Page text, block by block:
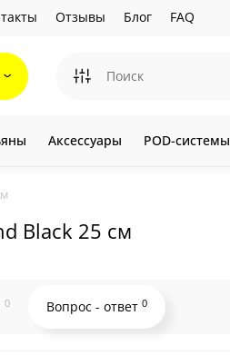
Отзывы Блог FAQ
Аксессуары POD-системы
Black 25 см
0 Вопрос - ответ 0